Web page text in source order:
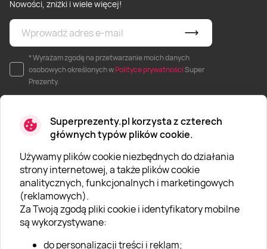
Superprezenty.pl korzysta z czterech
głównych typów plików cookie.
Używamy plików cookie niezbędnych do działania
strony internetowej, a także plików cookie
analitycznych, funkcjonalnych i marketingowych
(reklamowych).
Za Twoją zgodą pliki cookie i identyfikatory mobilne
są wykorzystywane:
do personalizacji treści i reklam;
Nowości, zniżki i wiele więcej!
* Wyrażam zgodę na przetwarzanie moich danych
osobowych określonych wPolityce prywatnościSuper
Prezenty.
O SUPERPREZENTY
O nas
Aktualności
Kariera w Super Prezentach